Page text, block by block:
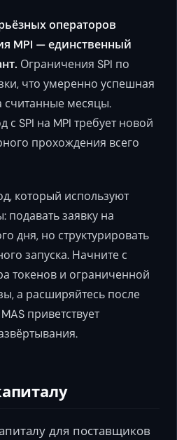
операторов
MPI — единственный
Ограничения SPI по
что умеренно успешная
считанные месяцы.
SPI на MPI требует новой
прохождения всего
который используют
подавать заявку на
дня, но структурировать
запуска. Начните с
токенов и ограниченной
а расширяйтесь после
приветствует
для поставщиков